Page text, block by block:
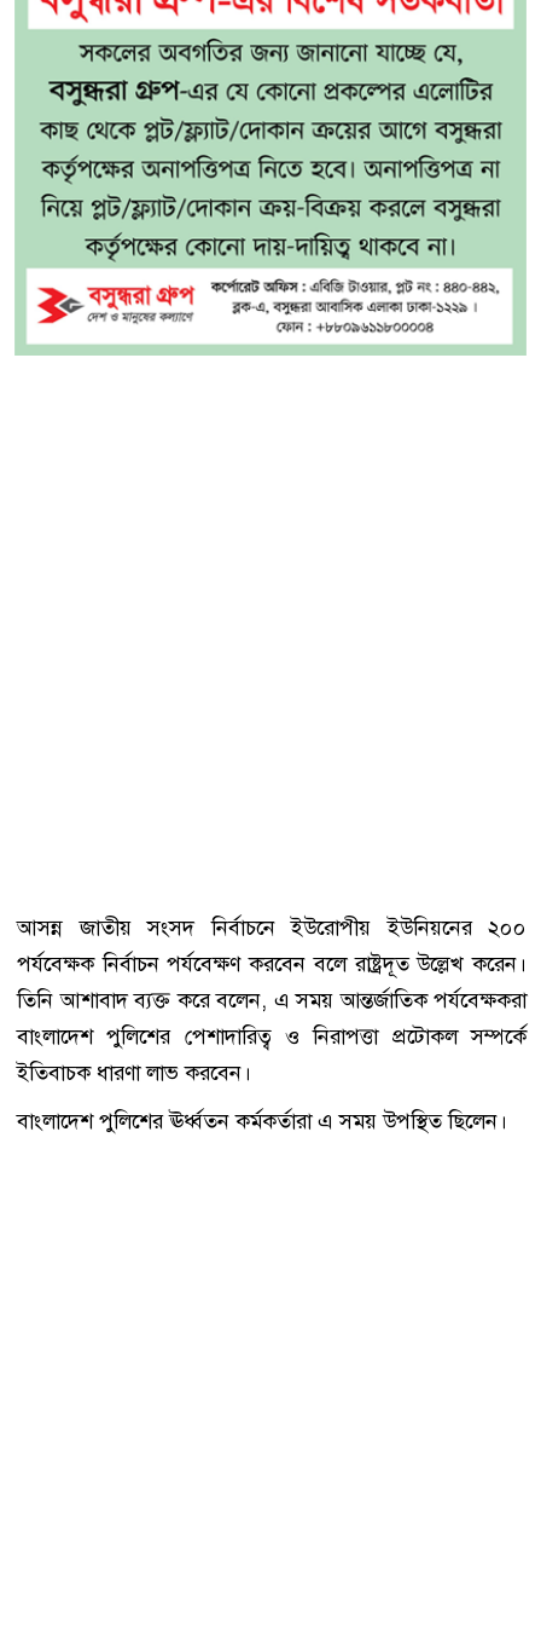
আসন্ন জাতীয় সংসদ নির্বাচনে ইউরোপীয় ইউনিয়নের ২০০
পর্যবেক্ষক নির্বাচন পর্যবেক্ষণ করবেন বলে রাষ্ট্রদূত উল্লেখ করেন।
তিনি আশাবাদ ব্যক্ত করে বলেন, এ সময় আন্তর্জাতিক পর্যবেক্ষকরা
বাংলাদেশ পুলিশের পেশাদারিত্ব ও নিরাপত্তা প্রটোকল সম্পর্কে
ইতিবাচক ধারণা লাভ করবেন।
বাংলাদেশ পুলিশের ঊর্ধ্বতন কর্মকর্তারা এ সময় উপস্থিত ছিলেন।